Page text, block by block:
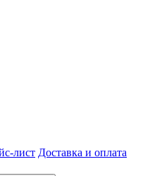
лист Доставка и оплата